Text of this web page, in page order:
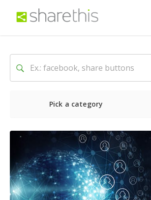
Pick a category
最新 ソーシャル